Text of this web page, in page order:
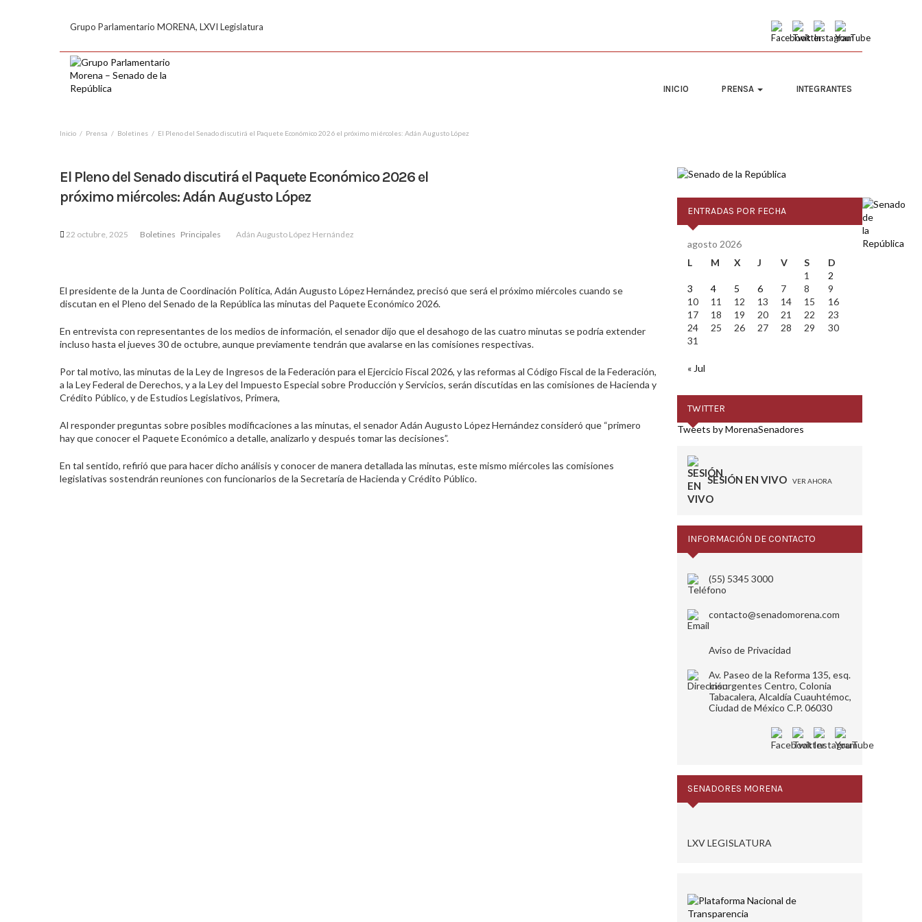
Grupo Parlamentario MORENA, LXVI Legislatura
INICIO PRENSA INTEGRANTES
Inicio Prensa Boletines El Pleno del Senado discutirá el Paquete Económico 2026 el próximo miércoles: Adán Augusto López
El Pleno del Senado discutirá el Paquete Económico 2026 el
próximo miércoles: Adán Augusto López
22 octubre, 2025 Boletines Principales Adán Augusto López Hernández
El presidente de la Junta de Coordinación Política, Adán Augusto López Hernández, precisó que será el próximo miércoles cuando se
discutan en el Pleno del Senado de la República las minutas del Paquete Económico 2026.
En entrevista con representantes de los medios de información, el senador dijo que el desahogo de las cuatro minutas se podría extender
incluso hasta el jueves 30 de octubre, aunque previamente tendrán que avalarse en las comisiones respectivas.
Por tal motivo, las minutas de la Ley de Ingresos de la Federación para el Ejercicio Fiscal 2026, y las reformas al Código Fiscal de la Federación,
a la Ley Federal de Derechos, y a la Ley del Impuesto Especial sobre Producción y Servicios, serán discutidas en las comisiones de Hacienda y
Crédito Público, y de Estudios Legislativos, Primera,
Al responder preguntas sobre posibles modificaciones a las minutas, el senador Adán Augusto López Hernández consideró que “primero
hay que conocer el Paquete Económico a detalle, analizarlo y después tomar las decisiones”.
En tal sentido, refirió que para hacer dicho análisis y conocer de manera detallada las minutas, este mismo miércoles las comisiones
legislativas sostendrán reuniones con funcionarios de la Secretaría de Hacienda y Crédito Público.
ENTRADAS POR FECHA
agosto 2026
L
M X J V S
D
1
2
3
4 5 6 7 8
9
10
11 12 13 14 15
16
17
18 19 20 21 22
23
24
25 26 27 28 29
30
31
« Jul
TWITTER
Tweets by MorenaSenadores
SESIÓN EN VIVO VER AHORA
INFORMACIÓN DE CONTACTO
(55) 5345 3000
contacto@senadomorena.com
Aviso de Privacidad
Av. Paseo de la Reforma 135, esq.
Insurgentes Centro, Colonia
Tabacalera, Alcaldía Cuauhtémoc,
Ciudad de México C.P. 06030
SENADORES MORENA
LXV LEGISLATURA